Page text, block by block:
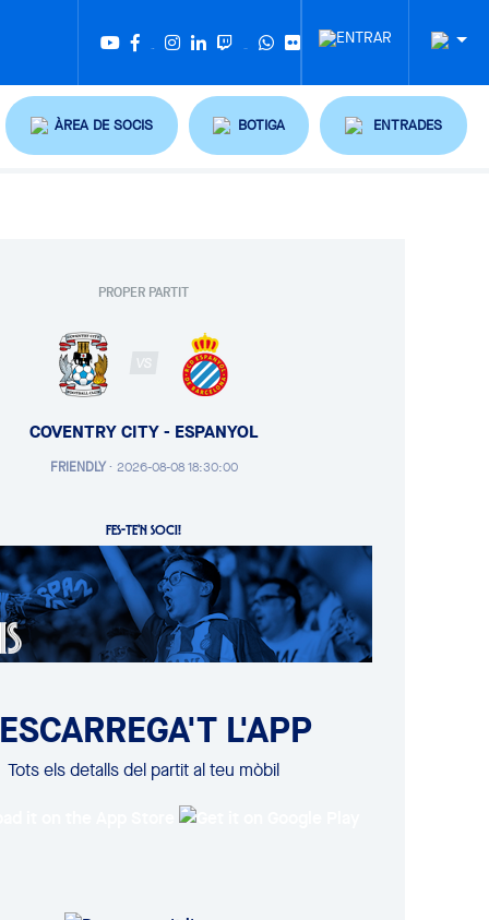
ÀREA DE SOCIS BOTIGA ENTRADES
PROPER PARTIT
VS
COVENTRY CITY - ESPANYOL
FRIENDLY· 2026-08-08 18:30:00
FES-TE'N SOCI!
L'APP
Tots els detalls del partit al teu mòbil